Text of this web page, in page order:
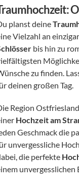
planst deine
Vielzahl an
bis hin zu
zu finden.
deinen großen Tag.
Region
Hochzeit am
Geschmack die
unvergessliche
die perfekte